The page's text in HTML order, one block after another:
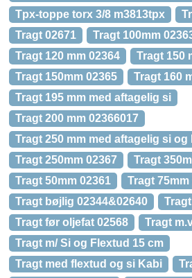
Tpx-toppe torx 3/8 m3813tpx
Tragt 02671
Tragt 100mm
Tragt 120 mm 02364
Tragt 150
Tragt 150mm 02365
Tragt 160
Tragt 195 mm med aftagelig si
Tragt 200 mm 02366017
Tragt 250 mm med aftagelig si og
Tragt 250mm 02367
Tragt
Tragt 50mm 02361
Tragt 75mm
Tragt bøjlig 02344&02640
Tragt før oljefat 02568
Tragt
Tragt m/ Si og Flextud 15 cm
Tragt med flextud og si Kabi